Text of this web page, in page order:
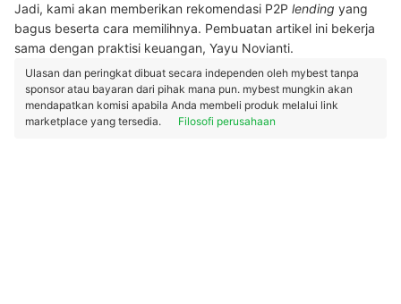
Jadi, kami akan memberikan rekomendasi P2P lending yang
bagus beserta cara memilihnya. Pembuatan artikel ini bekerja
sama dengan praktisi keuangan, Yayu Novianti.
Ulasan dan peringkat dibuat secara independen oleh mybest tanpa
sponsor atau bayaran dari pihak mana pun. mybest mungkin akan
mendapatkan komisi apabila Anda membeli produk melalui link
marketplace yang tersedia.
Filosofi perusahaan